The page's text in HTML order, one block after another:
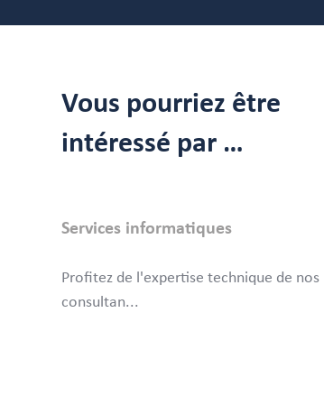
Vous pourriez être
intéressé par …
Services informatiques
Profitez de l'expertise technique de nos
consultan...